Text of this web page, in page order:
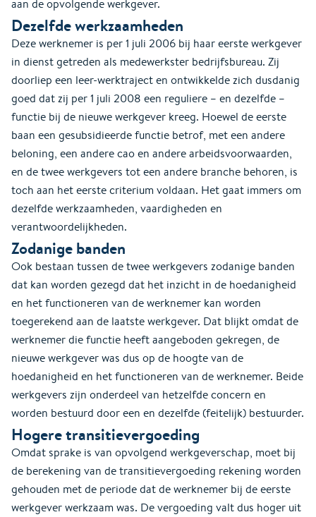
aan de opvolgende werkgever.
Dezelfde werkzaamheden
Deze werknemer is per 1 juli 2006 bij haar eerste werkgever
in dienst getreden als medewerkster bedrijfsbureau. Zij
doorliep een leer-werktraject en ontwikkelde zich dusdanig
goed dat zij per 1 juli 2008 een reguliere – en dezelfde –
functie bij de nieuwe werkgever kreeg. Hoewel de eerste
baan een gesubsidieerde functie betrof, met een andere
beloning, een andere cao en andere arbeidsvoorwaarden,
en de twee werkgevers tot een andere branche behoren, is
toch aan het eerste criterium voldaan. Het gaat immers om
dezelfde werkzaamheden, vaardigheden en
verantwoordelijkheden.
Zodanige banden
Ook bestaan tussen de twee werkgevers zodanige banden
dat kan worden gezegd dat het inzicht in de hoedanigheid
en het functioneren van de werknemer kan worden
toegerekend aan de laatste werkgever. Dat blijkt omdat de
werknemer die functie heeft aangeboden gekregen, de
nieuwe werkgever was dus op de hoogte van de
hoedanigheid en het functioneren van de werknemer. Beide
werkgevers zijn onderdeel van hetzelfde concern en
worden bestuurd door een en dezelfde (feitelijk) bestuurder.
Hogere transitievergoeding
Omdat sprake is van opvolgend werkgeverschap, moet bij
de berekening van de transitievergoeding rekening worden
gehouden met de periode dat de werknemer bij de eerste
werkgever werkzaam was. De vergoeding valt dus hoger uit